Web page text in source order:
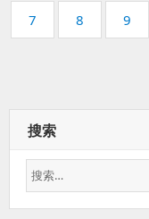
页
码：
7
页
码：
8
页
码：
9
搜索
搜
索：